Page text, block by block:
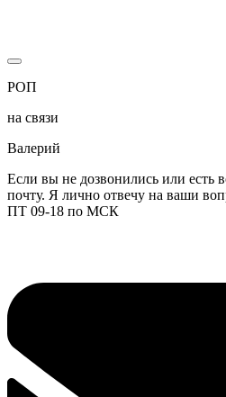
РОП
на связи
Валерий
Если вы не дозвонились или есть
почту. Я лично отвечу на ваши
ПТ 09-18 по МСК